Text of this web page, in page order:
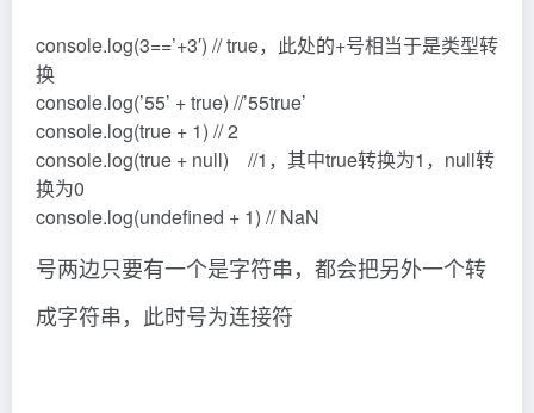
console.log(3==’+3′) // true，此处的+号相当于是类型转
换
console.log(’55’ + true) //’55true’
console.log(true + 1) // 2
console.log(true + null) //1，其中true转换为1，null转
换为0
console.log(undefined + 1) // NaN
号两边只要有一个是字符串，都会把另外一个转
成字符串，此时号为连接符